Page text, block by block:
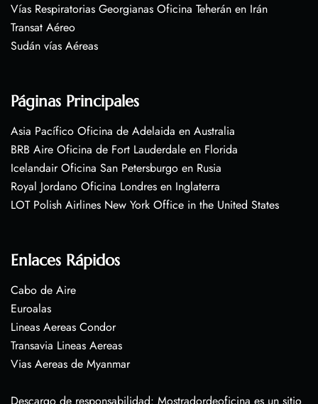
Vías Respiratorias Georgianas Oficina Teherán en Irán
Transat Aéreo
Sudán vías Aéreas
Páginas Principales
Asia Pacífico Oficina de Adelaida en Australia
BRB Aire Oficina de Fort Lauderdale en Florida
Icelandair Oficina San Petersburgo en Rusia
Royal Jordano Oficina Londres en Inglaterra
LOT Polish Airlines New York Office in the United States
Enlaces Rápidos
Cabo de Aire
Euroalas
Lineas Aereas Condor
Transavia Lineas Aereas
Vias Aereas de Myanmar